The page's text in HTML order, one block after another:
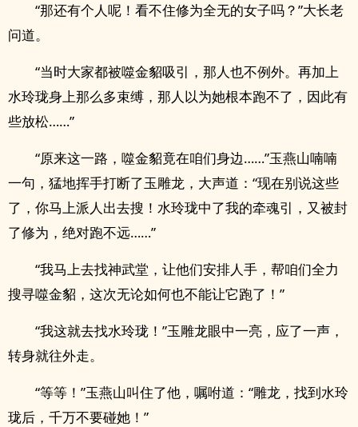
“那还有个人呢！看不住修为全无的女子吗？”大长老
问道。
“当时大家都被噬金貂吸引，那人也不例外。再加上
水玲珑身上那么多束缚，那人以为她根本跑不了，因此有
些放松……”
“原来这一路，噬金貂竟在咱们身边……”玉燕山喃喃
一句，猛地挥手打断了玉雕龙，大声道：“现在别说这些
了，你马上派人出去搜！水玲珑中了我的牵魂引，又被封
了修为，绝对跑不远……”
“我马上去找神武堂，让他们安排人手，帮咱们全力
搜寻噬金貂，这次无论如何也不能让它跑了！”
“我这就去找水玲珑！”玉雕龙眼中一亮，应了一声，
转身就往外走。
“等等！”玉燕山叫住了他，嘱咐道：“雕龙，找到水玲
珑后，千万不要碰她！”